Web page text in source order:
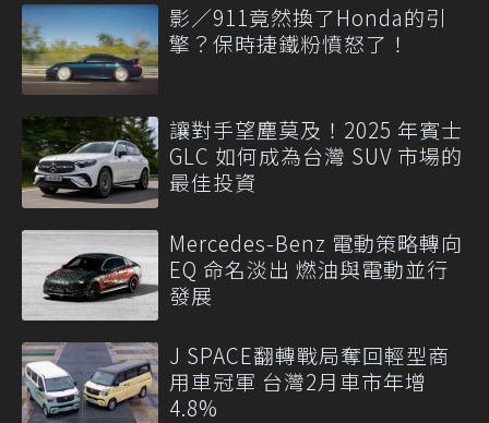
影／911竟然換了Honda的引
擎？保時捷鐵粉憤怒了！
讓對手望塵莫及！2025 年賓士
GLC 如何成為台灣 SUV 市場的
最佳投資
Mercedes-Benz 電動策略轉向
EQ 命名淡出 燃油與電動並行
發展
J SPACE翻轉戰局奪回輕型商
用車冠軍 台灣2月車市年增
4.8%